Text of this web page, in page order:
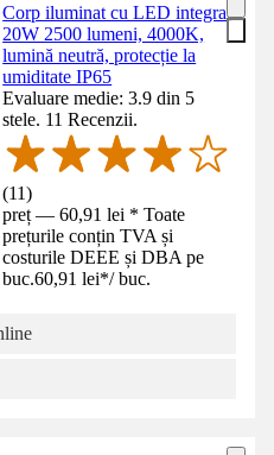
Corp iluminat cu LED integrat
20W 2500 lumeni, 4000K,
lumină neutră, protecție la
umiditate IP65
Evaluare medie: 3.9 din 5
stele. 11 Recenzii.
(11)
preț — 60,91 lei * Toate
prețurile conțin TVA și
costurile DEEE și DBA pe
buc.60,91 lei*/ buc.